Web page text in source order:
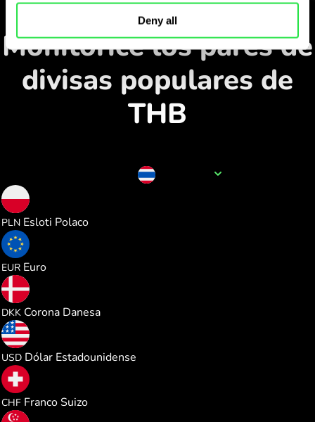
Deny all
Cambiar en la aplicación
Monitorice los pares de
divisas populares de
THB
PLN Esloti Polaco
EUR Euro
DKK Corona Danesa
USD Dólar Estadounidense
CHF Franco Suizo